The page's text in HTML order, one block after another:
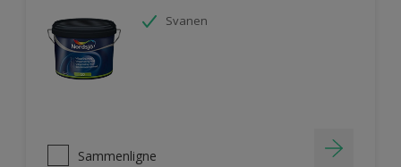
Svanen
Sammenligne